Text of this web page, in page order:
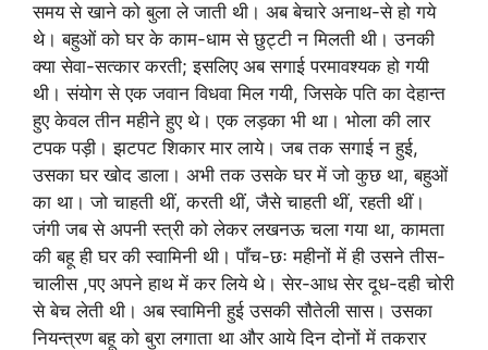
समय से खाने को बुला ले जाती थी। अब बेचारे अनाथ-से हो गये
थे। बहुओं को घर के काम-धाम से छुट्टी न मिलती थी। उनकी
क्या सेवा-सत्कार करती; इसलिए अब सगाई परमावश्यक हो गयी
थी। संयोग से एक जवान विधवा मिल गयी, जिसके पति का देहान्त
हुए केवल तीन महीने हुए थे। एक लड़का भी था। भोला की लार
टपक पड़ी। झटपट शिकार मार लाये। जब तक सगाई न हुई,
उसका घर खोद डाला। अभी तक उसके घर में जो कुछ था, बहुओं
का था। जो चाहती थीं, करती थीं, जैसे चाहती थीं, रहती थीं।
जंगी जब से अपनी स्त्री को लेकर लखनऊ चला गया था, कामता
की बहू ही घर की स्वामिनी थी। पाँच-छः महीनों में ही उसने तीस-
चालीस ,पए अपने हाथ में कर लिये थे। सेर-आध सेर दूध-दही चोरी
से बेच लेती थी। अब स्वामिनी हुई उसकी सौतेली सास। उसका
नियन्त्रण बहू को बुरा लगाता था और आये दिन दोनों में तकरार